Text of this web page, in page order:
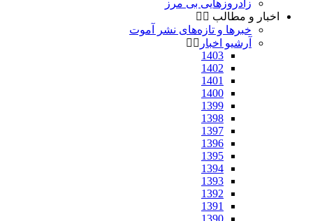
زادروزهایی بی مرز
اخبار و مطالب
خبرها و تازه‌های نشر آموت
آرشیو اخبار
1403
1402
1401
1400
1399
1398
1397
1396
1395
1394
1393
1392
1391
1390